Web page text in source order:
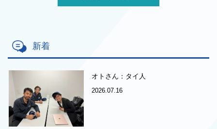
新着
オトさん：タイ人
2026.07.16